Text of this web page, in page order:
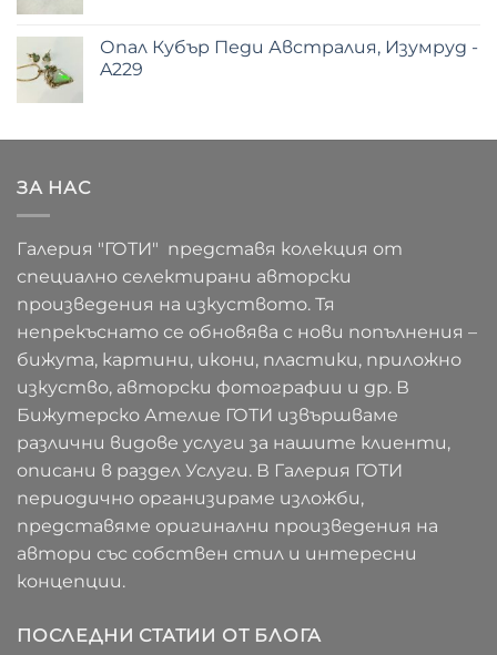
Опал Кубър Педи Австралия, Изумруд -
A229
ЗА НАС
Галерия "ГОТИ" представя колекция от
специално селектирани авторски
произведения на изкуството. Тя
непрекъснато се обновява с нови попълнения –
бижута, картини, икони, пластики, приложно
изкуство, авторски фотографии и др. В
Бижутерско Ателие ГОТИ извършваме
различни видове услуги за нашите клиенти,
описани в раздел Услуги. В Галерия ГОТИ
периодично организираме изложби,
представяме оригинални произведения на
автори със собствен стил и интересни
концепции.
ПОСЛЕДНИ СТАТИИ ОТ БЛОГА